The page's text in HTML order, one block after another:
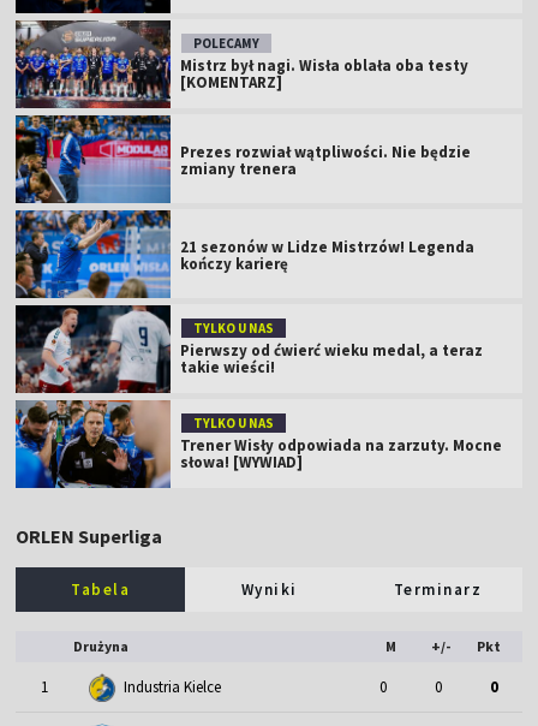
POLECAMY
Mistrz był nagi. Wisła oblała oba testy
[KOMENTARZ]
Prezes rozwiał wątpliwości. Nie będzie
zmiany trenera
21 sezonów w Lidze Mistrzów! Legenda
kończy karierę
TYLKO U NAS
Pierwszy od ćwierć wieku medal, a teraz
takie wieści!
TYLKO U NAS
Trener Wisły odpowiada na zarzuty. Mocne
słowa! [WYWIAD]
ORLEN Superliga
Tabela Wyniki Terminarz
Drużyna M +/- Pkt
1 Industria Kielce 0 0 0